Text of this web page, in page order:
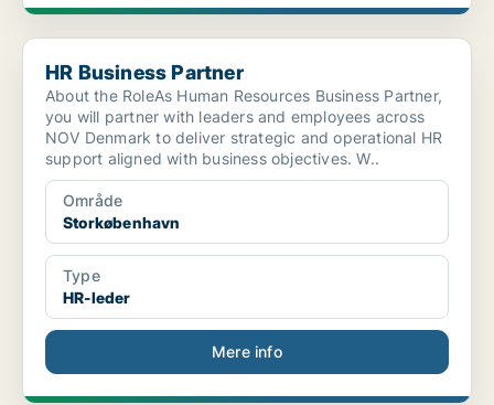
HR Business Partner
HR Business Partner
About the RoleAs Human Resources Business Partner,
you will partner with leaders and employees across
NOV Denmark to deliver strategic and operational HR
support aligned with business objectives. W..
Område
Storkøbenhavn
Type
HR-leder
Mere info